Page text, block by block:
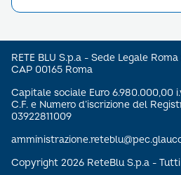
RETE BLU S.p.a - Sede Legale
CAP 00165 Roma
Capitale sociale Euro 6.980.000,00
C.F. e Numero d’iscrizione del
03922811009
Copyright 2026 ReteBlu S.p.a -